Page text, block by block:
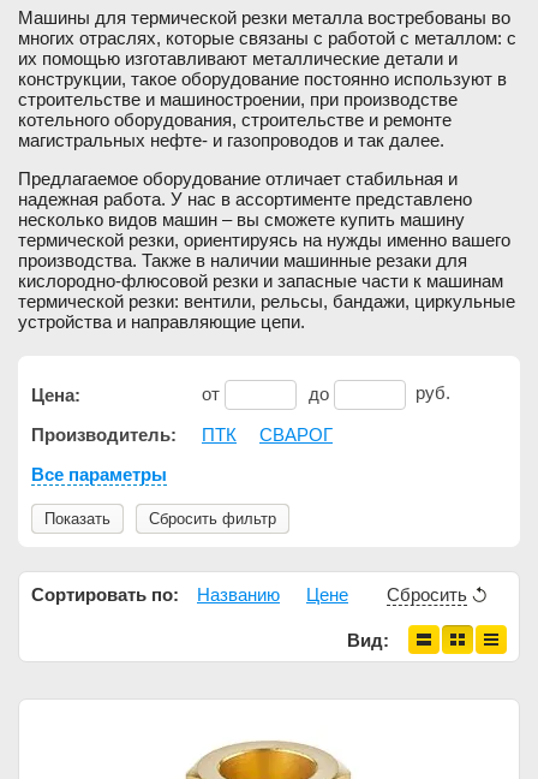
Машины для термической резки металла востребованы во
многих отраслях, которые связаны с работой с металлом: с
их помощью изготавливают металлические детали и
конструкции, такое оборудование постоянно используют в
строительстве и машиностроении, при производстве
котельного оборудования, строительстве и ремонте
магистральных нефте- и газопроводов и так далее.
Предлагаемое оборудование отличает стабильная и
надежная работа. У нас в ассортименте представлено
несколько видов машин – вы сможете купить машину
термической резки, ориентируясь на нужды именно вашего
производства. Также в наличии машинные резаки для
кислородно-флюсовой резки и запасные части к машинам
термической резки: вентили, рельсы, бандажи, циркульные
устройства и направляющие цепи.
Цена: от до руб.
Производитель: ПТК
СВАРОГ
Все параметры
Показать Сбросить фильтр
Сортировать по: Названию Цене Сбросить
Вид: